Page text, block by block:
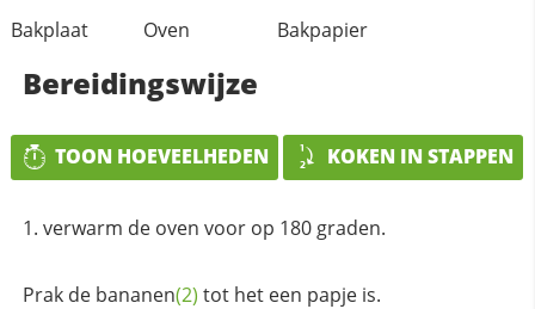
Bakplaat
Oven Bakpapier
Bereidingswijze
TOON HOEVEELHEDEN KOKEN IN STAPPEN
verwarm de oven voor op 180 graden.
Prak de bananen(2) tot het een papje is.